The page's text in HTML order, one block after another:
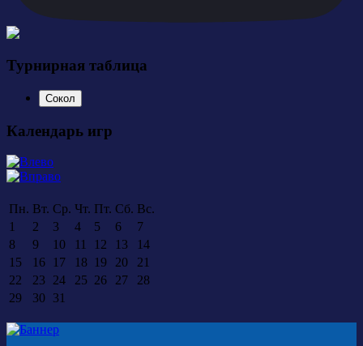
Турнирная таблица
Сокол
Календарь игр
Пн. Вт. Ср. Чт. Пт. Сб. Вс.
1
2 3 4 5 6
7
8
9 10 11 12 13
14
15
16 17 18 19 20
21
22
23 24 25 26 27
28
29
30 31